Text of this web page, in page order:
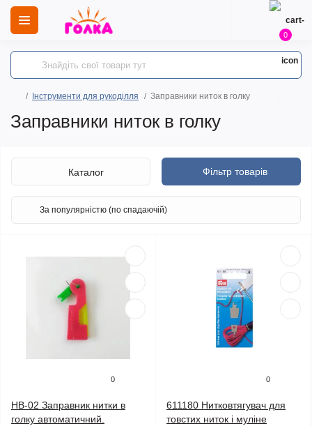
0
Інструменти для рукоділля Заправники ниток в голку
Заправники ниток в голку
Фільтр товарів
Каталог
0
НВ-02 Заправник нитки в
голку автоматичний.
0
611180 Нитковтягувач для
товстих ниток і муліне